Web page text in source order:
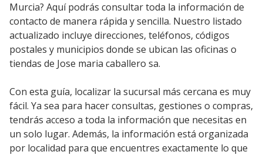
Murcia? Aquí podrás consultar toda la información de
contacto de manera rápida y sencilla. Nuestro listado
actualizado incluye direcciones, teléfonos, códigos
postales y municipios donde se ubican las oficinas o
tiendas de Jose maria caballero sa.
Con esta guía, localizar la sucursal más cercana es muy
fácil. Ya sea para hacer consultas, gestiones o compras,
tendrás acceso a toda la información que necesitas en
un solo lugar. Además, la información está organizada
por localidad para que encuentres exactamente lo que